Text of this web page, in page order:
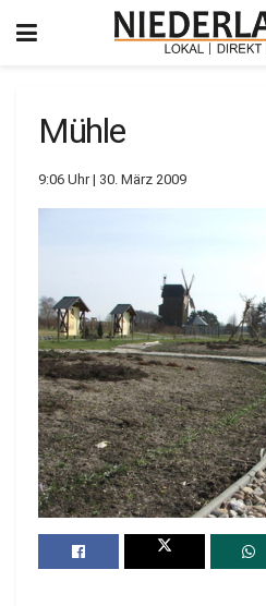
Mühle
9:06 Uhr | 30. März 2009